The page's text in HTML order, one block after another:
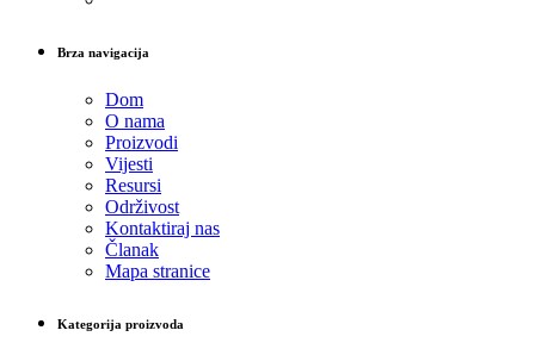
Brza navigacija
Dom
O nama
Proizvodi
Vijesti
Resursi
Održivost
Kontaktiraj nas
Članak
Mapa stranice
Kategorija proizvoda